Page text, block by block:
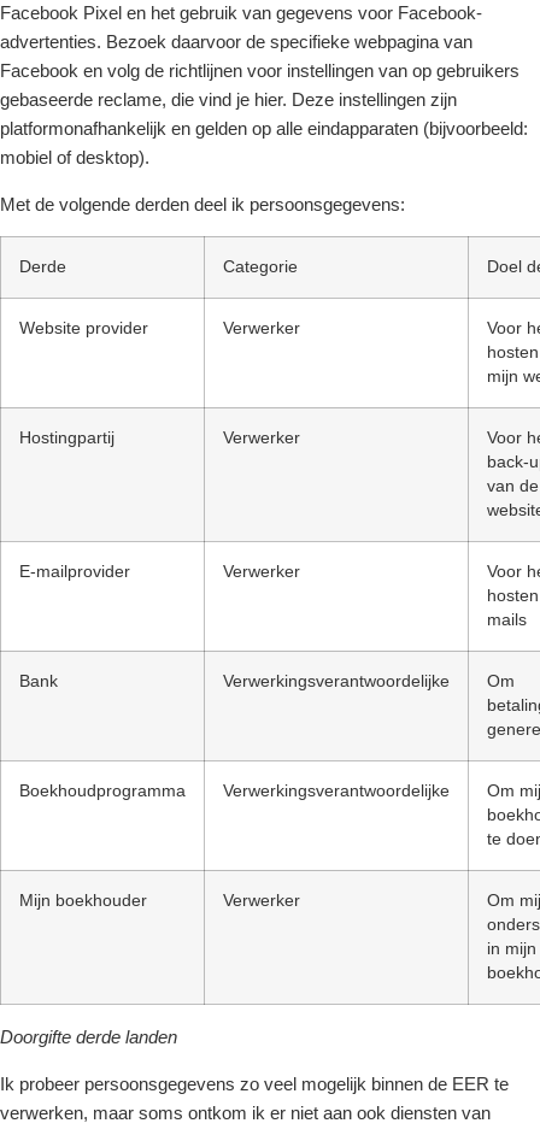
Facebook Pixel en het gebruik van gegevens voor Facebook-
advertenties. Bezoek daarvoor de specifieke webpagina van
Facebook en volg de richtlijnen voor instellingen van op gebruikers
gebaseerde reclame, die vind je hier. Deze instellingen zijn
platformonafhankelijk en gelden op alle eindapparaten (bijvoorbeeld:
mobiel of desktop).
Met de volgende derden deel ik persoonsgegevens:
Derde Categorie Doel
Website provider Verwerker
Voor
mijn
Hostingpartij Verwerker
Voor
back-
van de
E-mailprovider Verwerker
Voor
mails
Bank Verwerkingsverantwoordelijke
Om
Boekhoudprogramma Verwerkingsverantwoordelijke
Om
te
Mijn boekhouder Verwerker
Om
in mijn
Doorgifte derde landen
Ik probeer persoonsgegevens zo veel mogelijk binnen de EER te
verwerken, maar soms ontkom ik er niet aan ook diensten van